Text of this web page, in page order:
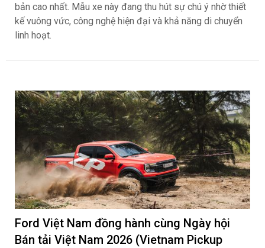
bản cao nhất. Mẫu xe này đang thu hút sự chú ý nhờ thiết
kế vuông vức, công nghệ hiện đại và khả năng di chuyển
linh hoạt.
Ford Việt Nam đồng hành cùng Ngày hội
Bán tải Việt Nam 2026 (Vietnam Pickup